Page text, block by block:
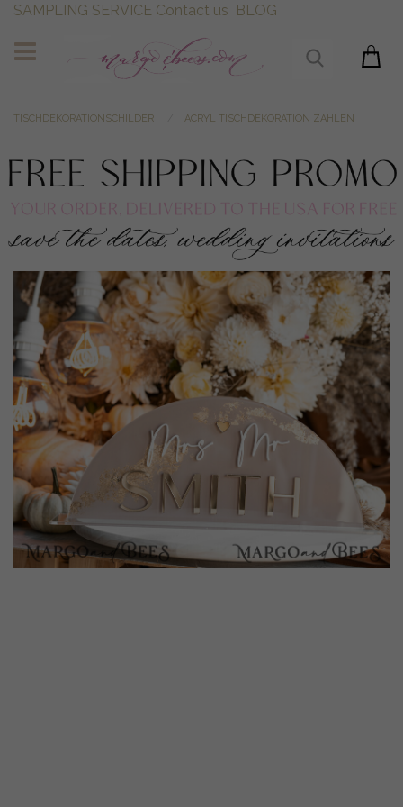
SAMPLING SERVICE Contact us BLOG
TISCHDEKORATIONSCHILDER ACRYL TISCHDEKORATION ZAHLEN